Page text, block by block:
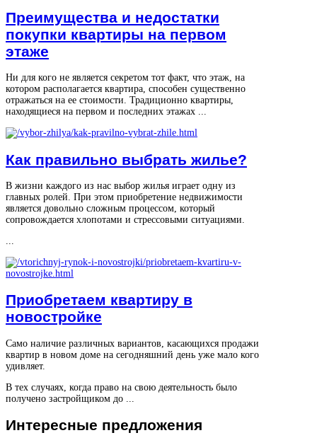
Преимущества и недостатки
покупки квартиры на первом
этаже
Ни для кого не является секретом тот факт, что этаж, на
котором располагается квартира, способен существенно
отражаться на ее стоимости. Традиционно квартиры,
находящиеся на первом и последних этажах ...
Как правильно выбрать жилье?
В жизни каждого из нас выбор жилья играет одну из
главных ролей. При этом приобретение недвижимости
является довольно сложным процессом, который
сопровождается хлопотами и стрессовыми ситуациями.
...
Приобретаем квартиру в
новостройке
Само наличие различных вариантов, касающихся продажи
квартир в новом доме на сегодняшний день уже мало кого
удивляет.
В тех случаях, когда право на свою деятельность было
получено застройщиком до ...
Интересные предложения